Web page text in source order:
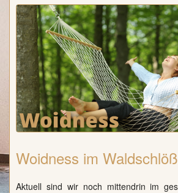
Woidness im
Aktuell sind wir noch mittendrin im